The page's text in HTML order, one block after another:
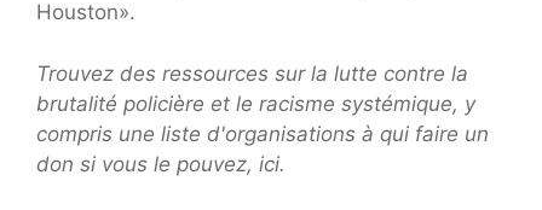
Houston».
Trouvez des ressources sur la lutte contre la
brutalité policière et le racisme systémique, y
compris une liste d'organisations à qui faire un
don si vous le pouvez, ici.